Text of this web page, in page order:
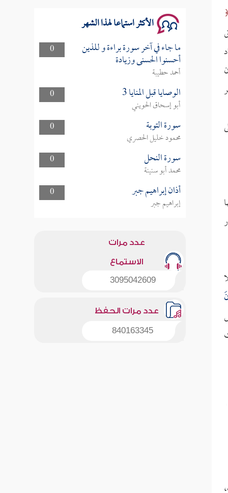
الأكثر استماعا لهذا الشهر
0 ما جاء في آخر سورة براءة و للذين
أحسنوا الحسنى وزيادة
أحمد حطيبة
0
الوصايا قبل المنايا 3
أبو إسحاق الحويني
0
سورة التوبة
محمود خليل الحصري
0
سورة النحل
محمد أبو سنينة
0
أذان إبراهيم جبر
إبراهيم جبر
عدد مرات
الاستماع
3095042609
عدد مرات الحفظ
840163345